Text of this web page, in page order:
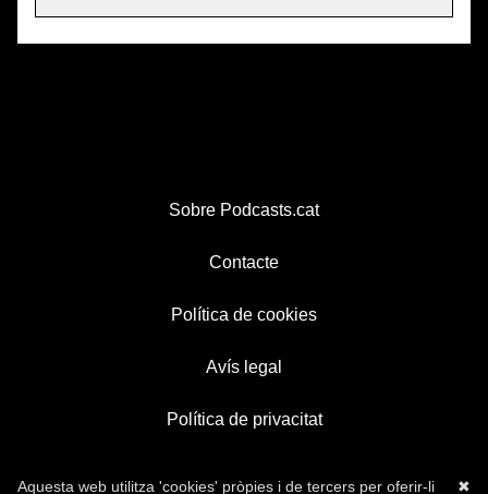
Sobre Podcasts.cat
Contacte
Política de cookies
Avís legal
Política de privacitat
✖
Aquesta web utilitza 'cookies' pròpies i de tercers per oferir-li